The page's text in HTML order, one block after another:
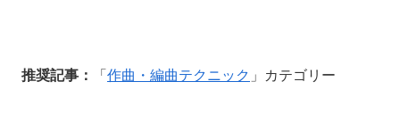
推奨記事： 「 作曲・編曲テクニック 」カテゴリー